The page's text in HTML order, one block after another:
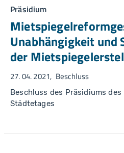
Präsidium
Unabhängigkeit und
der
27. 04. 2021 Beschluss
Beschluss des Präsidiums des
Städtetages